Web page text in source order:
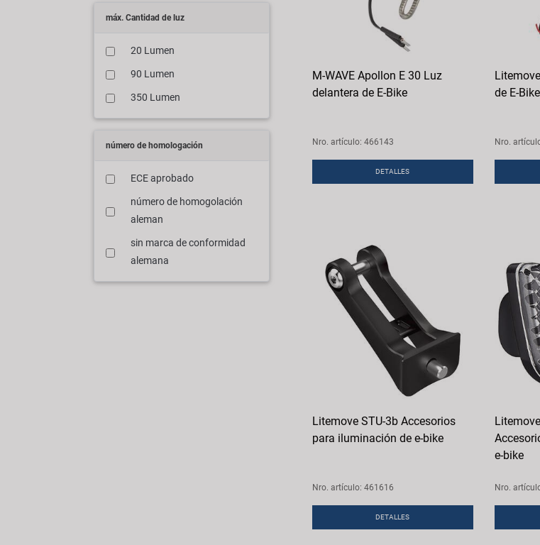
máx. Cantidad de luz
20 Lumen
90 Lumen
350 Lumen
número de homologación
ECE aprobado
número de homogolación
aleman
sin marca de conformidad
alemana
M-WAVE Apollon E 30 Luz
delantera de E-Bike
Nro. artículo: 466143
DETALLES
de E-Bike
Nro.
Litemove STU-3b Accesorios
para iluminación de e-bike
Nro. artículo: 461616
DETALLES
e-bike
Nro.